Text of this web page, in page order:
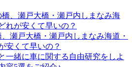
瀬戸大橋・瀬戸内しまなみ海道・
安くて早いの？